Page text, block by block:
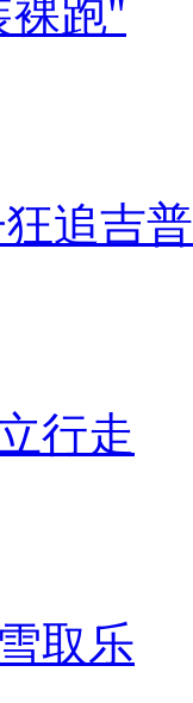
裸跑"
追吉
行走
取乐